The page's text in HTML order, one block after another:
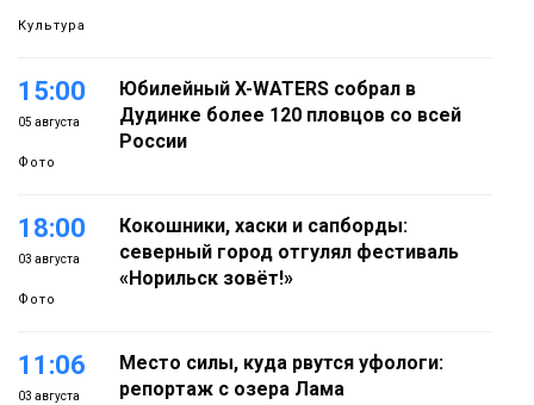
Культура
15:00
05 августа
Фото
Юбилейный X-WATERS собрал в
Дудинке более 120 пловцов со всей
России
18:00
03 августа
Фото
Кокошники, хаски и сапборды:
северный город отгулял фестиваль
«Норильск зовёт!»
11:06
03 августа
Место силы, куда рвутся уфологи:
репортаж с озера Лама